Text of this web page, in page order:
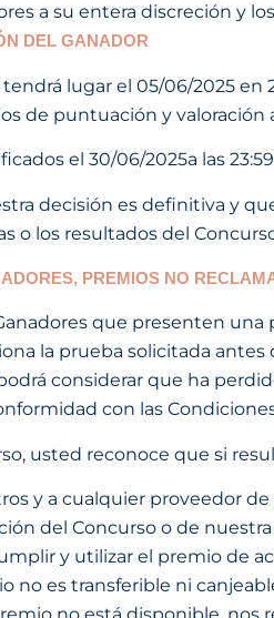
a su entera discreción y
DEL GANADOR
lugar el 05/06/2025
de puntuación y valoración
el 30/06/2025a las
decisión es definitiva y
o los resultados del
PREMIOS NO
que presenten
la prueba solicitada
considerar que ha
con las
usted reconoce que si
y a cualquier proveedor
del Concurso o de
y utilizar el premio de
no es transferible ni